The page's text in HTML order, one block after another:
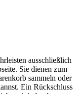
ausschließlich
Sie dienen zum
sammeln oder
Ein Rückschluss